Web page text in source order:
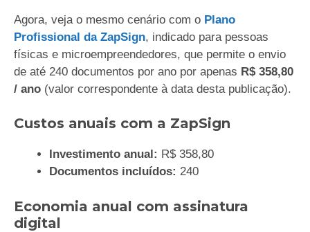
Agora, veja o mesmo cenário com o Plano
Profissional da ZapSign, indicado para pessoas
físicas e microempreendedores, que permite o envio
de até 240 documentos por ano por apenas R$ 358,80
/ ano (valor correspondente à data desta publicação).
Custos anuais com a ZapSign
Investimento anual: R$ 358,80
Documentos incluídos: 240
Economia anual com assinatura
digital